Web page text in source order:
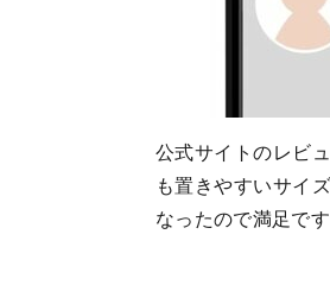
公式サイトのレビ
も置きやすいサイ
なったので満足で